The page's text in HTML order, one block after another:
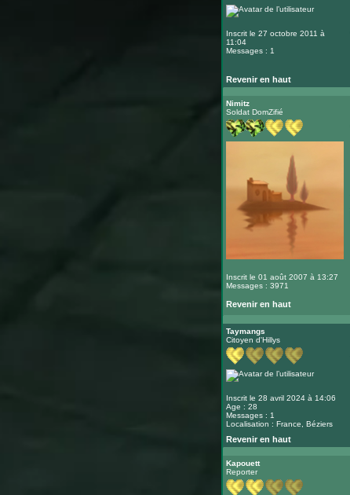
Inscrit le 27 octobre 2011 à
11:04
Messages : 1
Revenir en haut
Nimitz
Soldat DomZifié
Inscrit le 01 août 2007 à 13:27
Messages : 3971
Revenir en haut
Taymangs
Citoyen d'Hillys
Inscrit le 28 avril 2024 à 14:06
Age : 28
Messages : 1
Localisation : France, Béziers
Revenir en haut
Kapouett
Reporter